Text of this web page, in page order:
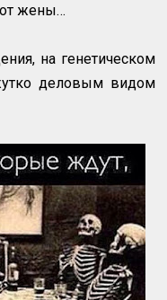
жены…
на генетическом
деловым видом